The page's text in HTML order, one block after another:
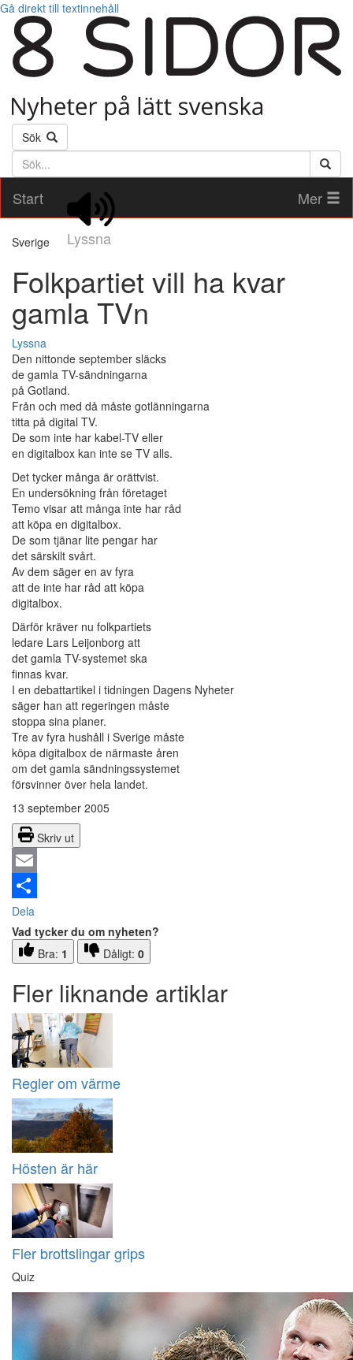
Gå direkt till textinnehåll
Sök
Söktext
Start
Lyssna
Mer
Sverige
Folkpartiet vill ha kvar
gamla TVn
Lyssna
Den nittonde september släcks
de gamla TV-sändningarna
på Gotland.
Från och med då måste gotlänningarna
titta på digital TV.
De som inte har kabel-TV eller
en digitalbox kan inte se TV alls.
Det tycker många är orättvist.
En undersökning från företaget
Temo visar att många inte har råd
att köpa en digitalbox.
De som tjänar lite pengar har
det särskilt svårt.
Av dem säger en av fyra
att de inte har råd att köpa
digitalbox.
Därför kräver nu folkpartiets
ledare Lars Leijonborg att
det gamla TV-systemet ska
finnas kvar.
I en debattartikel i tidningen Dagens Nyheter
säger han att regeringen måste
stoppa sina planer.
Tre av fyra hushåll i Sverige måste
köpa digitalbox de närmaste åren
om det gamla sändningssystemet
försvinner över hela landet.
13 september 2005
Skriv ut
Email
Dela
Vad tycker du om nyheten?
Bra: 1 Dåligt: 0
Fler liknande artiklar
Regler om värme
Hösten är här
Fler brottslingar grips
Quiz